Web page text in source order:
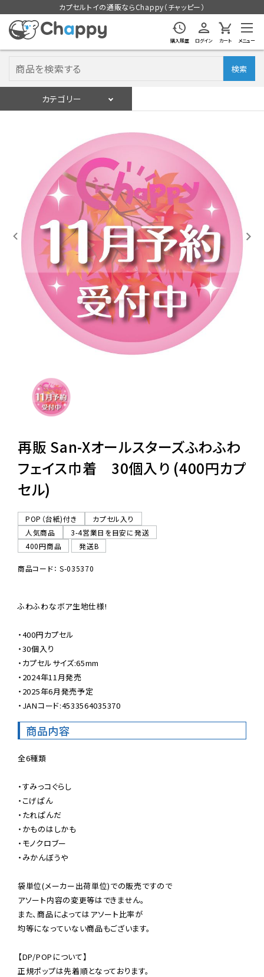
カプセルトイの通販ならChappy（チャッピー）
購入履歴 ログイン カート メニュー
検索
カテゴリー
入荷スケジュールをチェック
カプセルトイマシン本体
カプセルトイ
販促用空カプセル
レンタル
景品・玩具・文具
販促用カプセルトイ
再販 San-Xオールスターズふわふわ
フェイス巾着 30個入り (400円カプ
セル)
POP（台紙)付き
カプセル入り
人気商品
3-4営業日を目安に発送
400円商品
発送B
商品コード： S-035370
ふわふわなボア生地仕様!
・400円カプセル
・30個入り
・カプセルサイズ:65mm
・2024年11月発売
・2025年6月発売予定
・JANコード:4533564035370
商品内容
全6種類
・すみっコぐらし
・こげぱん
・たれぱんだ
・かものはしかも
・モノクロブー
・みかんぼうや
袋単位(メーカー出荷単位)での販売ですので
アソート内容の変更等はできません。
また、商品によってはアソート比率が
均等になっていない商品もございます。
【DP/POPについて】
正規ポップは先着順となっております。